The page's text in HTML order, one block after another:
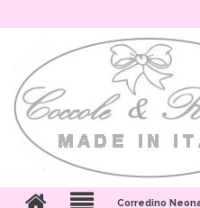
Corredino